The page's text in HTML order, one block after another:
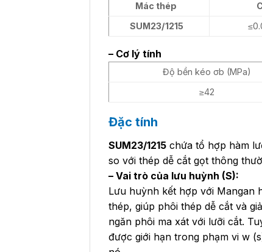
Mác thép
SUM23/1215
– Cơ lý tính
Độ bền kéo σb (MPa)
≥42
Đặc tính
SUM23/1215 chứa tổ hợp hàm
so với thép dễ cắt gọt thông
– Vai trò của lưu huỳnh (S):
Lưu huỳnh kết hợp với Mangan
thép, giúp phôi thép dễ cắt và
ngăn phôi ma xát với lưỡi cắt.
được giới hạn trong phạm vi w